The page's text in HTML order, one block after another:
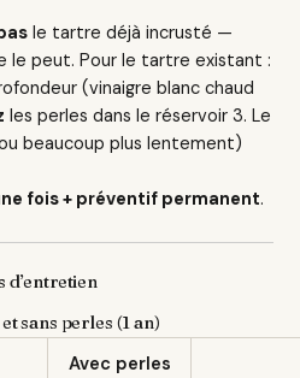
le tartre déjà incrusté —
le peut. Pour le tartre existant :
(vinaigre blanc chaud
les perles dans le réservoir 3. Le
beaucoup plus lentement)
fois + préventif permanent.
d’entretien
sans perles (1 an)
Avec perles